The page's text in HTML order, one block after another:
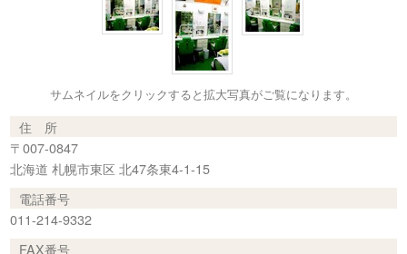
サムネイルをクリックすると拡大写真がご覧になります。
住 所
〒007-0847
北海道 札幌市東区 北47条東4-1-15
電話番号
011-214-9332
FAX番号